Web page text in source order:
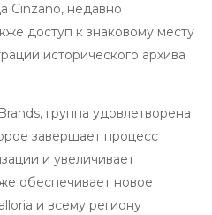
Cinzano, недавно
доступ к знаковому месту
исторического архива
группа удовлетворена
завершает процесс
и увеличивает
обеспечивает новое
и всему региону